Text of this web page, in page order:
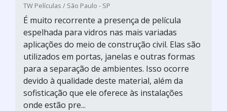
TW Películas / São Paulo - SP
É muito recorrente a presença de película
espelhada para vidros nas mais variadas
aplicações do meio de construção civil. Elas são
utilizados em portas, janelas e outras formas
para a separação de ambientes. Isso ocorre
devido à qualidade deste material, além da
sofisticação que ele oferece às instalações
onde estão pre...